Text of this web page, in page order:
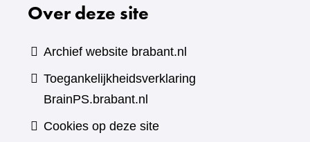
Over deze site
Archief website brabant.nl
Toegankelijkheidsverklaring
BrainPS.brabant.nl
Cookies op deze site